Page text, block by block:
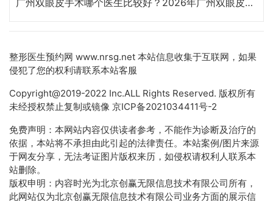
广州双眼皮手术哪个医生比较好？2026年广州双眼皮专家预约排行榜前十名大全
整形医生预约网 www.nrsg.net 本站信息收集于互联网，如果
侵犯了您的权利请联系本站客服
Copyright@2019-2022 Inc.ALL Rights Reserved. 版权所有
未经授权禁止复制或镜像 京ICP备2021034411号-2
免费声明：本网站内容仅供读者参考，不能作为诊断及治疗的
依据，本站将不承担由此引起的法律责任。本站案例/图片来源
于网友分享，无法考证图片版权来历，如侵权请权利人联系本
站删除。
版权申明：内容时光为北京创赢无限信息技术有限公司所有，
此网站仅为北京创赢无限信息技术有限公司业务方面的展示信